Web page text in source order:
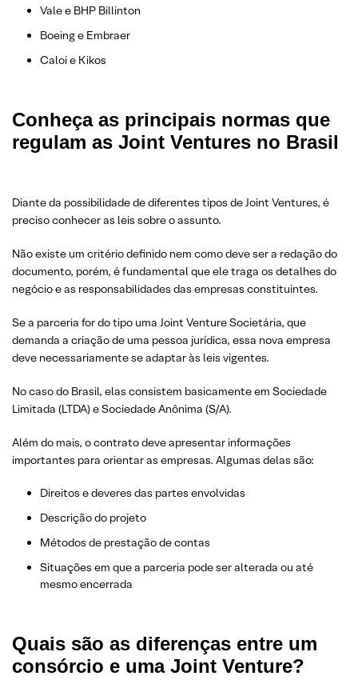
Vale e BHP Billinton
Boeing e Embraer
Caloi e Kikos
Conheça as principais normas que
regulam as Joint Ventures no Brasil
Diante da possibilidade de diferentes tipos de Joint Ventures, é
preciso conhecer as leis sobre o assunto.
Não existe um critério definido nem como deve ser a redação do
documento, porém, é fundamental que ele traga os detalhes do
negócio e as responsabilidades das empresas constituintes.
Se a parceria for do tipo uma Joint Venture Societária, que
demanda a criação de uma pessoa jurídica, essa nova empresa
deve necessariamente se adaptar às leis vigentes.
No caso do Brasil, elas consistem basicamente em Sociedade
Limitada (LTDA) e Sociedade Anônima (S/A).
Além do mais, o contrato deve apresentar informações
importantes para orientar as empresas. Algumas delas são:
Direitos e deveres das partes envolvidas
Descrição do projeto
Métodos de prestação de contas
Situações em que a parceria pode ser alterada ou até
mesmo encerrada
Quais são as diferenças entre um
consórcio e uma Joint Venture?